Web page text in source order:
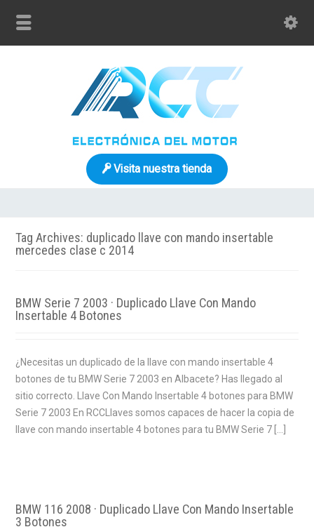
Visita nuestra tienda
Tag Archives: duplicado llave con mando insertable
mercedes clase c 2014
BMW Serie 7 2003 · Duplicado Llave Con Mando
Insertable 4 Botones
¿Necesitas un duplicado de la llave con mando insertable 4
botones de tu BMW Serie 7 2003 en Albacete? Has llegado al
sitio correcto. Llave Con Mando Insertable 4 botones para BMW
Serie 7 2003 En RCCLlaves somos capaces de hacer la copia de
llave con mando insertable 4 botones para tu BMW Serie 7 […]
BMW 116 2008 · Duplicado Llave Con Mando Insertable
3 Botones